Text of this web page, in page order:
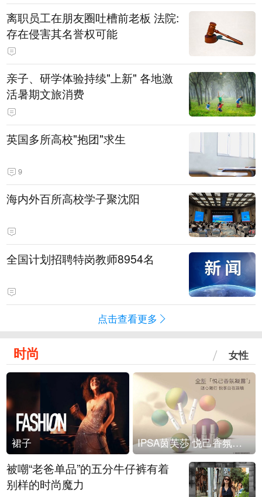
离职员工在朋友圈吐槽前老板 法院:
存在侵害其名誉权可能
亲子、研学体验持续"上新" 各地激
活暑期文旅消费
英国多所高校"抱团"求生
9
海内外百所高校学子聚沈阳
全国计划招聘特岗教师8954名
点击查看更多
时尚 女性
裙子 IPSA茵芙莎 悦己香氛凝露上市
被嘲“老爸单品”的五分牛仔裤有着
别样的时尚魔力